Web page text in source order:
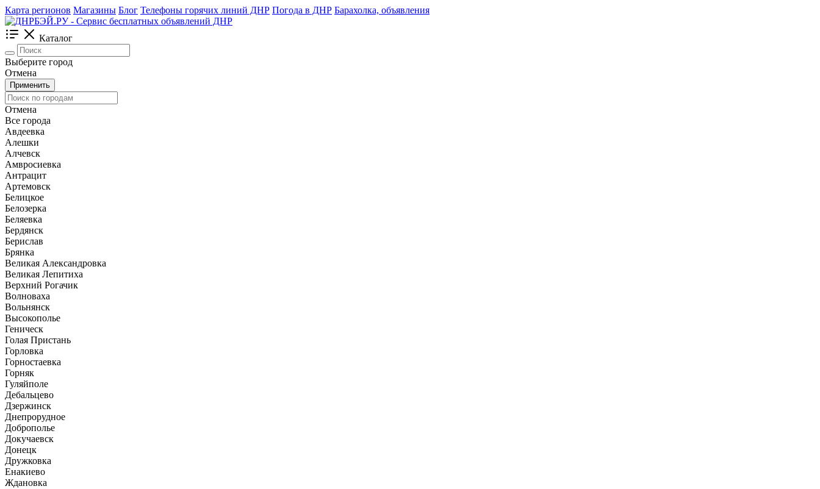
Карта регионов Магазины Блог Телефоны горячих линий ДНР Погода в ДНР Барахолка, объявления
Каталог
Выберите город
Отмена
Применить
Отмена
Все города
Авдеевка
Алешки
Алчевск
Амвросиевка
Антрацит
Артемовск
Белицкое
Белозерка
Беляевка
Бердянск
Берислав
Брянка
Великая Александровка
Великая Лепитиха
Верхний Рогачик
Волноваха
Вольнянск
Высокополье
Геническ
Голая Пристань
Горловка
Горностаевка
Горняк
Гуляйполе
Дебальцево
Дзержинск
Днепрорудное
Доброполье
Докучаевск
Донецк
Дружковка
Енакиево
Ждановка